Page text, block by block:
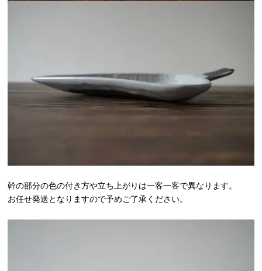
幹の部分の色の付き方や立ち上がりは一客一客で異なります。
お任せ発送となりますので予めご了承ください。